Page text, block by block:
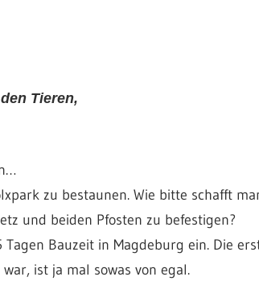
Tieren,
zu bestaunen. Wie bitte schafft
und beiden Pfosten zu befestigen?
Bauzeit in Magdeburg ein. Die
ist ja mal sowas von egal.